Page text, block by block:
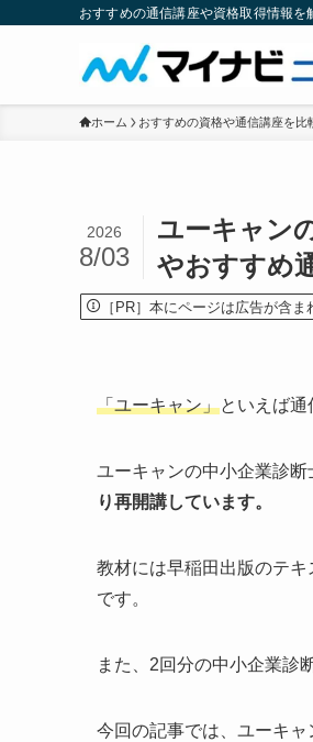
おすすめの通信講座や資格取得情報を
ホーム おすすめの資格や通信講座を
ユーキャン
やおすすめ
2026
8/03
［PR］本にページは広告が含ま
「ユーキャン」といえば通
ユーキャンの中小企業診断
り再開講しています。
教材には早稲田出版のテキ
です。
また、2回分の中小企業診
今回の記事では、ユーキ